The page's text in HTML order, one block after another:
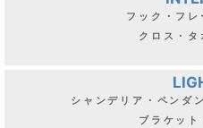
フック・フレ
クロス・タ
シャンデリア・ペンダ
ブラケット